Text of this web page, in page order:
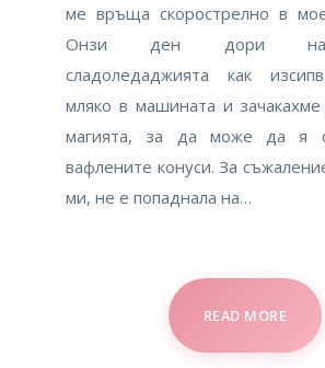
ме връща скорострелно в
Онзи ден дори
сладоледаджията как
мляко в машината и
магията, за да може да я
вафлените конуси. За
ми, не е попаднала на…
READ MORE